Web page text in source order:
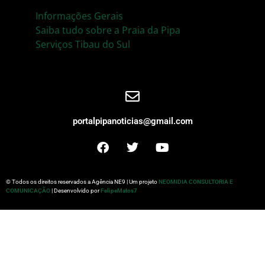
Informações Gerais
Saiba tudo sobre a Praia da Pipa
Serviços Tibau do Sul
portalpipanoticias@gmail.com
© Todos os direitos reservados a Agência NE9 | Um projeto NEOMIDIA CONSULTORIA E
COMUNICAÇÃO
| Desenvolvido por FelipeMatos7